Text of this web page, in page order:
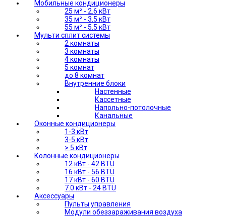
Мобильные кондиционеры
25 м² - 2.6 кВт
35 м² - 3.5 кВт
55 м² - 5.5 кВт
Мульти сплит системы
2 комнаты
3 комнаты
4 комнаты
5 комнат
до 8 комнат
Внутренние блоки
Настенные
Кассетные
Напольно-потолочные
Канальные
Оконные кондиционеры
1-3 кВт
3-5 кВт
> 5 кВт
Колонные кондиционеры
12 кВт - 42 BTU
16 кВт - 56 BTU
17 кВт - 60 BTU
7.0 кВт - 24 BTU
Аксессуары
Пульты управления
Модули обеззараживания воздуха